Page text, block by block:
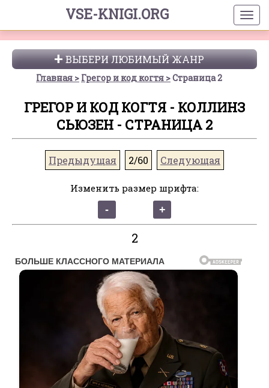
VSE-KNIGI.ORG
ВЫБЕРИ ЛЮБИМЫЙ ЖАНР
Главная Грегор и код когтя Страница 2
ГРЕГОР И КОД КОГТЯ - КОЛЛИНЗ
СЬЮЗЕН - СТРАНИЦА 2
Предыдущая 2/60 Следующая
Изменить размер шрифта:
2